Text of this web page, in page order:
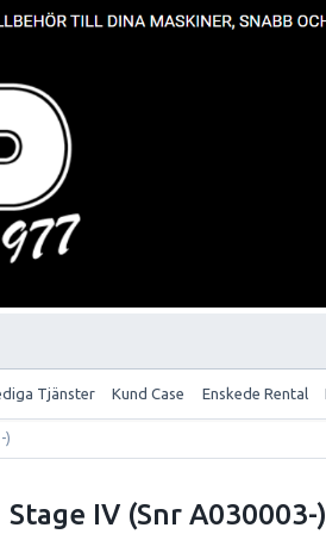
Tjänster Kund Case Enskede Rental
)
IV (Snr A030003-)